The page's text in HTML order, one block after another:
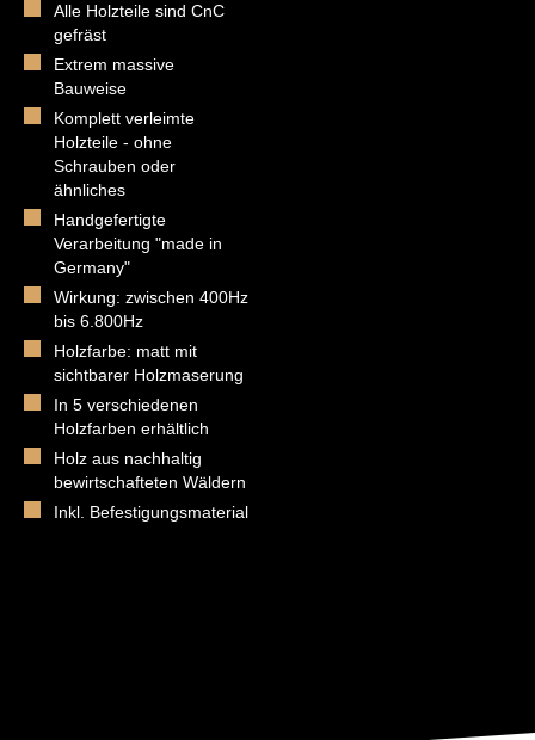
Alle Holzteile sind CnC
gefräst
Extrem massive
Bauweise
Komplett verleimte
Holzteile - ohne
Schrauben oder
ähnliches
Handgefertigte
Verarbeitung "made in
Germany"
Wirkung: zwischen 400Hz
bis 6.800Hz
Holzfarbe: matt mit
sichtbarer Holzmaserung
In 5 verschiedenen
Holzfarben erhältlich
Holz aus nachhaltig
bewirtschafteten Wäldern
Inkl. Befestigungsmaterial